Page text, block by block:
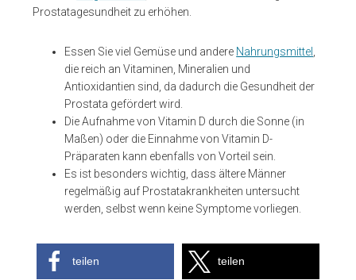
Prostatagesundheit zu erhöhen.
Essen Sie viel Gemüse und andere Nahrungsmittel
die reich an Vitaminen, Mineralien und
Antioxidantien sind, da dadurch die Gesundheit der
Prostata gefördert wird.
Die Aufnahme von Vitamin D durch die Sonne (in
Maßen) oder die Einnahme von Vitamin D-
Präparaten kann ebenfalls von Vorteil sein.
Es ist besonders wichtig, dass ältere Männer
regelmäßig auf Prostatakrankheiten untersucht
werden, selbst wenn keine Symptome vorliegen.
teilen teilen